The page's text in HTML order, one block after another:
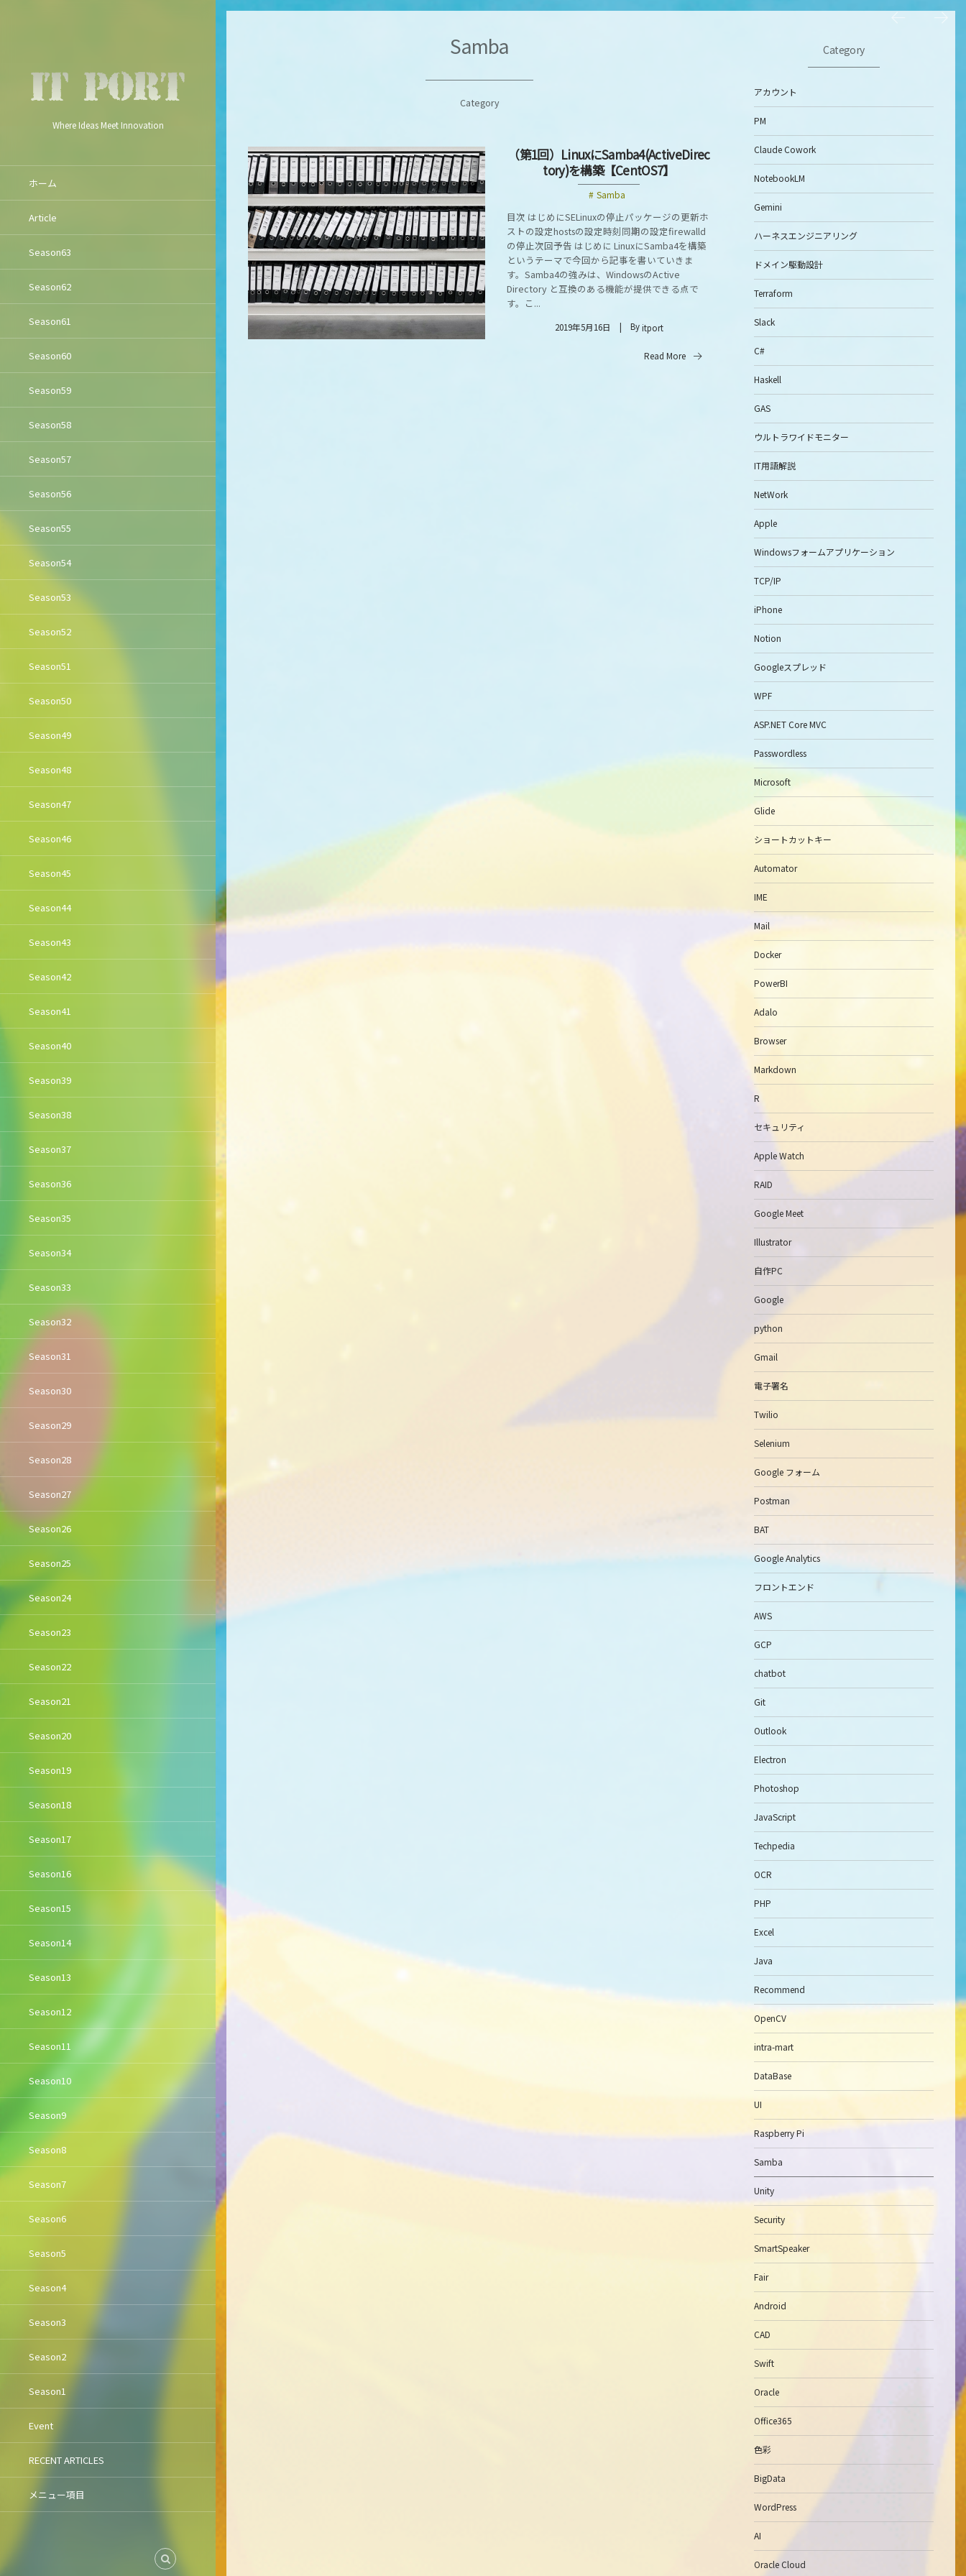
Where Ideas Meet Innovation
ホーム
Article
Season63
Season62
Season61
Season60
Season59
Season58
Season57
Season56
Season55
Season54
Season53
Season52
Season51
Season50
Season49
Season48
Season47
Season46
Season45
Season44
Season43
Season42
Season41
Season40
Season39
Season38
Season37
Season36
Season35
Season34
Season33
Season32
Season31
Season30
Season29
Season28
Season27
Season26
Season25
Season24
Season23
Season22
Season21
Season20
Season19
Season18
Season17
Season16
Season15
Season14
Season13
Season12
Season11
Season10
Season9
Season8
Season7
Season6
Season5
Season4
Season3
Season2
Season1
Event
RECENT ARTICLES
メニュー項目
Samba
Category
（第1回）LinuxにSamba4(ActiveDirec
tory)を構築【CentOS7】
Samba
目次 はじめにSELinuxの停止パッケージの更新ホ
ストの設定hostsの設定時刻同期の設定firewalld
の停止次回予告 はじめに LinuxにSamba4を構築
というテーマで今回から記事を書いていきま
す。Samba4の強みは、WindowsのActive
Directory と互換のある機能が提供できる点で
す。こ...
2019年5月16日 Byitport
Read More
Category
アカウント
PM
Claude Cowork
NotebookLM
Gemini
ハーネスエンジニアリング
ドメイン駆動設計
Terraform
Slack
C#
Haskell
GAS
ウルトラワイドモニター
IT用語解説
NetWork
Apple
Windowsフォームアプリケーション
TCP/IP
iPhone
Notion
Googleスプレッド
WPF
ASP.NET Core MVC
Passwordless
Microsoft
Glide
ショートカットキー
Automator
IME
Mail
Docker
PowerBI
Adalo
Browser
Markdown
R
セキュリティ
Apple Watch
RAID
Google Meet
Illustrator
自作PC
Google
python
Gmail
電子署名
Twilio
Selenium
Google フォーム
Postman
BAT
Google Analytics
フロントエンド
AWS
GCP
chatbot
Git
Outlook
Electron
Photoshop
JavaScript
Techpedia
OCR
PHP
Excel
Java
Recommend
OpenCV
intra-mart
DataBase
UI
Raspberry Pi
Samba
Unity
Security
SmartSpeaker
Fair
Android
CAD
Swift
Oracle
Office365
色彩
BigData
WordPress
AI
Oracle Cloud